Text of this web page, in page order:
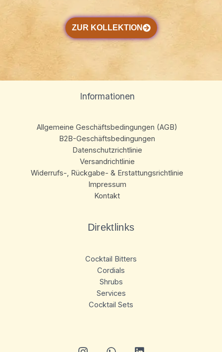
ZUR KOLLEKTION
Informationen
Allgemeine Geschäftsbedingungen (AGB)
B2B-Geschäftsbedingungen
Datenschutzrichtlinie
Versandrichtlinie
Widerrufs-, Rückgabe- & Erstattungsrichtlinie
Impressum
Kontakt
Direktlinks
Cocktail Bitters
Cordials
Shrubs
Services
Cocktail Sets